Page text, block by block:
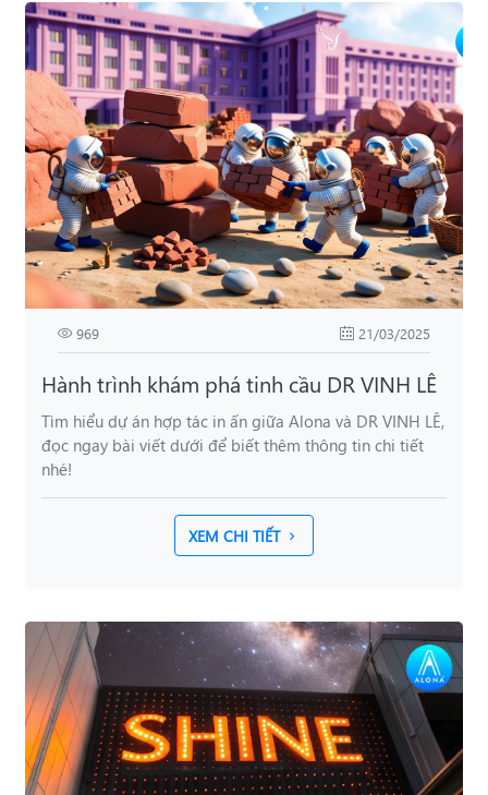
969 21/03/2025
Hành trình khám phá tinh cầu DR VINH LÊ
Tìm hiểu dự án hợp tác in ấn giữa Alona và DR VINH LÊ,
đọc ngay bài viết dưới để biết thêm thông tin chi tiết
nhé!
XEM CHI TIẾT